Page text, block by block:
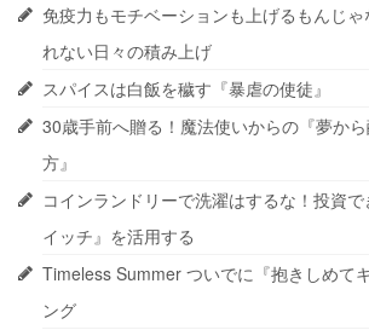
免疫力もモチベーションも上げるもんじ
れない日々の積み上げ
スパイスは白飯を穢す『暴虐の使徒』
30歳手前へ贈る！魔法使いからの『夢か
方』
コインランドリーで洗濯はするな！投資
イッチ』を活用する
Timeless Summer ついでに『抱きしめて
ング